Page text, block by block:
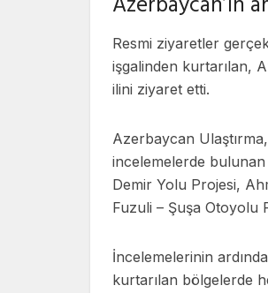
Resmi ziyaretler
işgalinden kurtarılan,
ilini ziyaret etti.
Azerbaycan
incelemelerde
Demir Yolu Projesi,
Fuzuli – Şuşa Otoyolu
İncelemelerinin
kurtarılan bölgelerde